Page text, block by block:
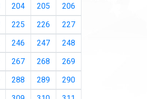
204 205
206
225 226
227
246 247
248
267 268
269
288 289
290